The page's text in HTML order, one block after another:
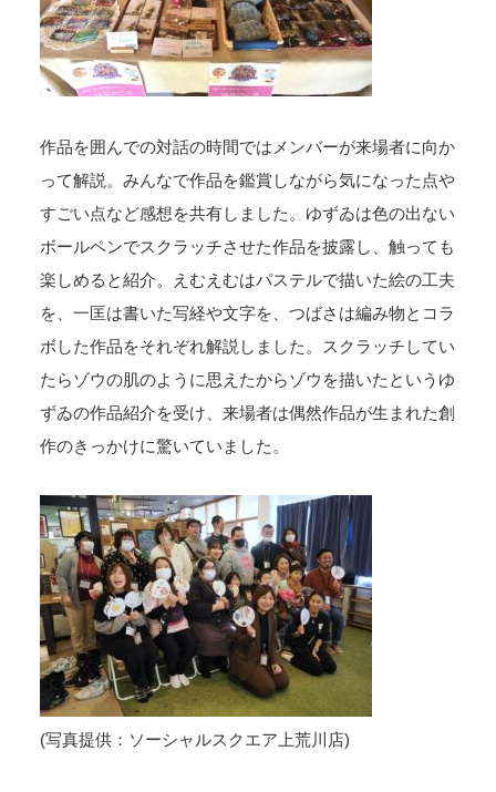
作品を囲んでの対話の時間ではメンバーが来場者に向か
って解説。みんなで作品を鑑賞しながら気になった点や
すごい点など感想を共有しました。ゆずゐは色の出ない
ボールペンでスクラッチさせた作品を披露し、触っても
楽しめると紹介。えむえむはパステルで描いた絵の工夫
を、一匡は書いた写経や文字を、つばさは編み物とコラ
ボした作品をそれぞれ解説しました。スクラッチしてい
たらゾウの肌のように思えたからゾウを描いたというゆ
ずゐの作品紹介を受け、来場者は偶然作品が生まれた創
作のきっかけに驚いていました。
(写真提供：ソーシャルスクエア上荒川店)